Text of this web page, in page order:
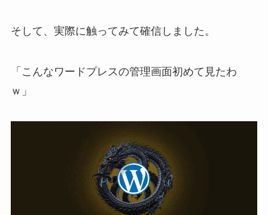
そして、実際に触ってみて確信しました。
「こんなワードプレスの管理画面初めて見たわ
ｗ」